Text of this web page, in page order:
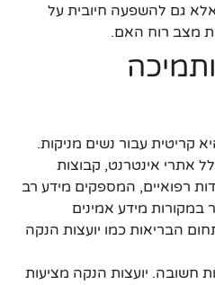
גם להשפעה חיובית על
מצב רוח האם.
קריטית עבור נשים מניקות.
אתרי אינטרנט, קבוצות
רפואיים, המספקים מידע רב
מידע אמינים
הבריאות כמו יועצות הנקה
חשובה. יועצות הנקה מציעות